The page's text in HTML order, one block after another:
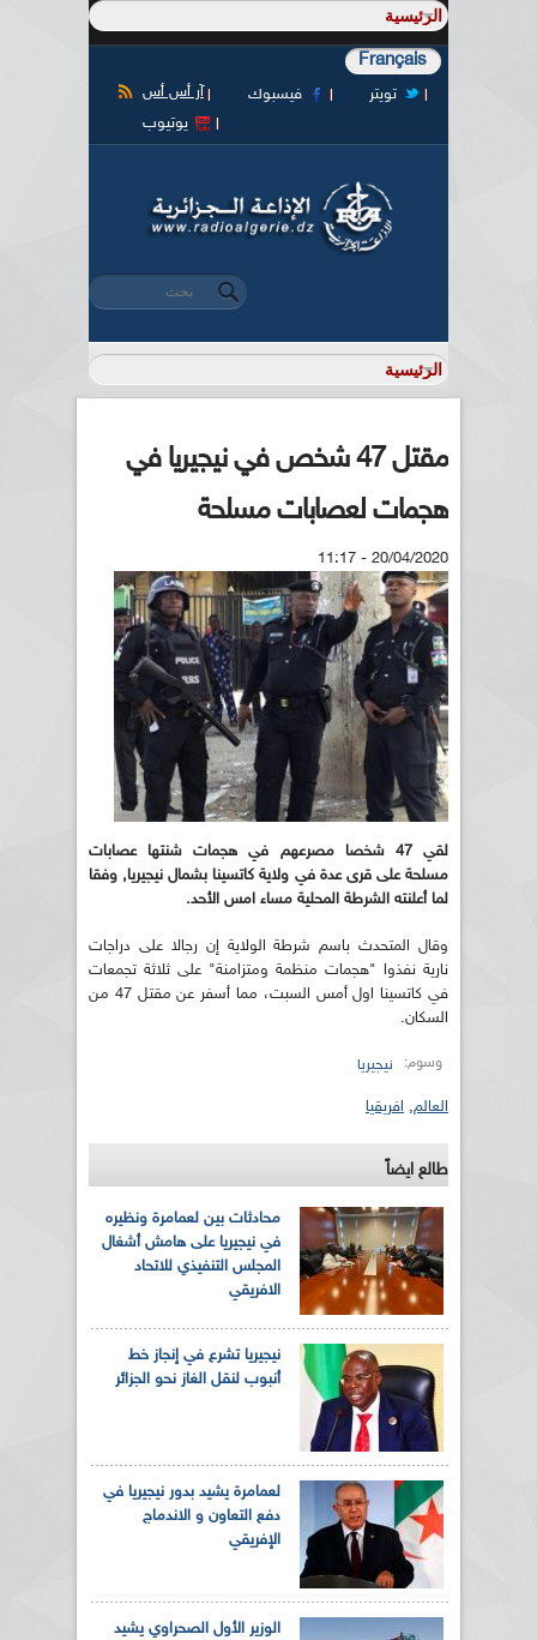
Français
آر أس أس فيسبوك
تويتر
يوتيوب
استمارة البحث
‏بحث ‏
مقتل 47 شخص في نيجيريا في
هجمات لعصابات مسلحة
20/04/2020 - 11:17
لقي 47 شخصا مصرعهم في هجمات شنتها عصابات
مسلحة على قرى عدة في ولاية كاتسينا بشمال نيجيريا, وفقا
لما أعلنته الشرطة المحلية مساء امس الأحد.
وقال المتحدث باسم شرطة الولاية إن رجالا على دراجات
نارية نفذوا "هجمات منظمة ومتزامنة" على ثلاثة تجمعات
في كاتسينا اول أمس السبت، مما أسفر عن مقتل 47 من
السكان.
وسوم: نيجيريا
العالم, افريقيا
طالع ايضاً
محادثات بين لعمامرة ونظيره
في نيجيريا على هامش أشغال
المجلس التنفيذي للاتحاد
الافريقي
نيجيريا تشرع في إنجاز خط
أنبوب لنقل الغاز نحو الجزائر
لعمامرة يشيد بدور نيجيريا في
دفع التعاون و الاندماج
الإفريقي
الوزير الأول الصحراوي يشيد